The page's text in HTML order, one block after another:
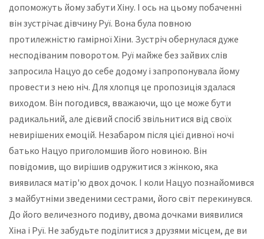
допоможуть йому забути Хіну. І ось на цьому побаченні
він зустрічає дівчину Руї. Вона була повною
протилежністю гамірної Хіни. Зустріч обернулася дуже
несподіваним поворотом. Руї майже без зайвих слів
запросила Нацуо до себе додому і запропонувала йому
провести з нею ніч. Для хлопця це пропозиція здалася
виходом. Він погодився, вважаючи, що це може бути
радикальний, але дієвий спосіб звільнитися від своїх
невирішених емоцій. Незабаром після цієї дивної ночі
батько Нацуо приголомшив його новиною. Він
повідомив, що вирішив одружитися з жінкою, яка
виявилася матір'ю двох дочок. І коли Нацуо познайомився
з майбутніми зведеними сестрами, його світ перекинувся.
До його величезного подиву, двома дочками виявилися
Хіна і Руї. Не забудьте поділитися з друзями місцем, де ви